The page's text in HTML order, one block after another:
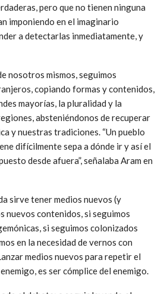
pero que no tienen ninguna
imponiendo en el imaginario
a detectarlas inmediatamente, y
nosotros mismos, seguimos
copiando formas y contenidos,
mayorías, la pluralidad y la
absteniéndonos de recuperar
y nuestras tradiciones. “Un pueblo
difícilmente sepa a dónde ir y así el
desde afuera”, señalaba Aram en
sirve tener medios nuevos (y
nuevos contenidos, si seguimos
si seguimos colonizados
en la necesidad de vernos con
medios nuevos para repetir el
es ser cómplice del enemigo.